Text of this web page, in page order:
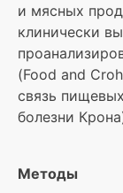
и мясных
клинически
(Food and
связь
болезни
Методы